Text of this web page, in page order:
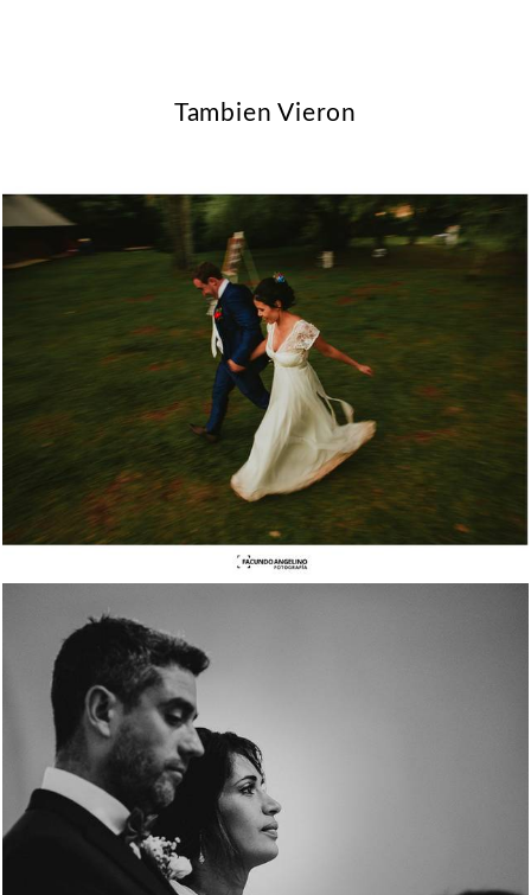
Tambien Vieron
1931 1
1782